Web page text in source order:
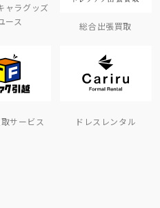
ャラグッズ
ース
総合出張買取
サービス ドレスレンタル